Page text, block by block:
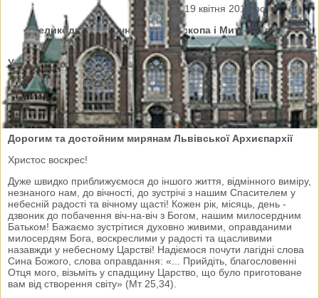
Львів, 19 квітня 2016 року Божого
Великоднє послання Архиєпископа і Митрополита
Львівського
Української Греко-Католицької Церкви
Всесвітлішим та Всечеснішим отцям,
Високопреподобним і Преподобним отцям, ченцям та
черницям,
Дорогим та достойним мирянам Львівської Архиєпархії
Христос воскрес!
Дуже швидко приближуємося до іншого життя, відмінного виміру,
незнаного нам, до вічності, до зустрічі з нашим Спасителем у
небесній радості та вічному щасті! Кожен рік, місяць, день -
дзвоник до побачення віч-на-віч з Богом, нашим милосердним
Батьком! Бажаємо зустрітися духовно живими, оправданими
милосердям Бога, воскреслими у радості та щасливими
назавжди у небесному Царстві! Надіємося почути лагідні слова
Сина Божого, слова оправдання: «... Прийдіть, благословенні
Отця мого, візьміть у спадщину Царство, що було приготоване
вам від створення світу» (Мт 25,34).